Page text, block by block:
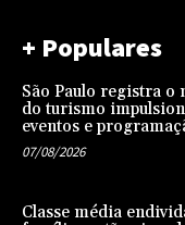
+ Populares
São Paulo registra
do turismo
eventos e
07/08/2026
Classe média